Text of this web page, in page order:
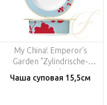
My China! Emperor's
Garden "Zylindrische-
Чаша суповая 15,5см